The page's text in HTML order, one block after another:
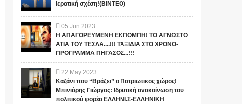
Ιερατική σχέση!(ΒΙΝΤΕΟ)
05 Jun 2023
Η ΑΠΑΓΟΡΕΥΜΕΝΗ ΕΚΠΟΜΠΗ! ΤΟ ΑΓΝΩΣΤΟ
ΑΤΙΑ ΤΟΥ ΤΕΣΛΑ....!!! ΤΑΞΙΔΙΑ ΣΤΟ ΧΡΟΝΟ-
ΠΡΟΓΡΑΜΜΑ ΠΗΓΑΣΟΣ...!!!
22 May 2023
Καζάνι που “Βράζει” ο Πατριωτικος χώρος!
Μπινιάρης Γιώργος: Ιδρυτική ανακοίνωση του
πολιτικού φορέα ΕΛΛΗΝΙ.Σ-ΕΛΛΗΝΙΚΗ